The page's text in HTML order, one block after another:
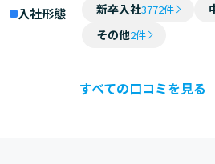
入社形態 新卒入社3772件
その他2件
すべての口コミを見る